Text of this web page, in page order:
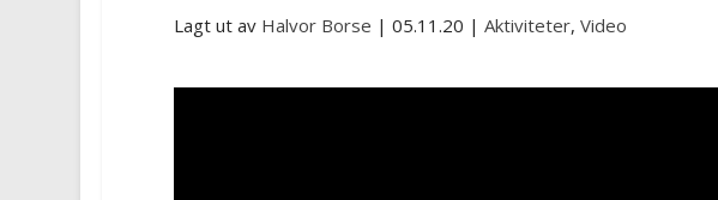
Lagt ut av Halvor Borse |05.11.20 |Aktiviteter,Video